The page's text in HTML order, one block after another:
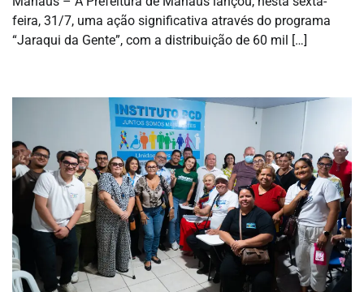
feira, 31/7, uma ação significativa através do programa
“Jaraqui da Gente”, com a distribuição de 60 mil […]